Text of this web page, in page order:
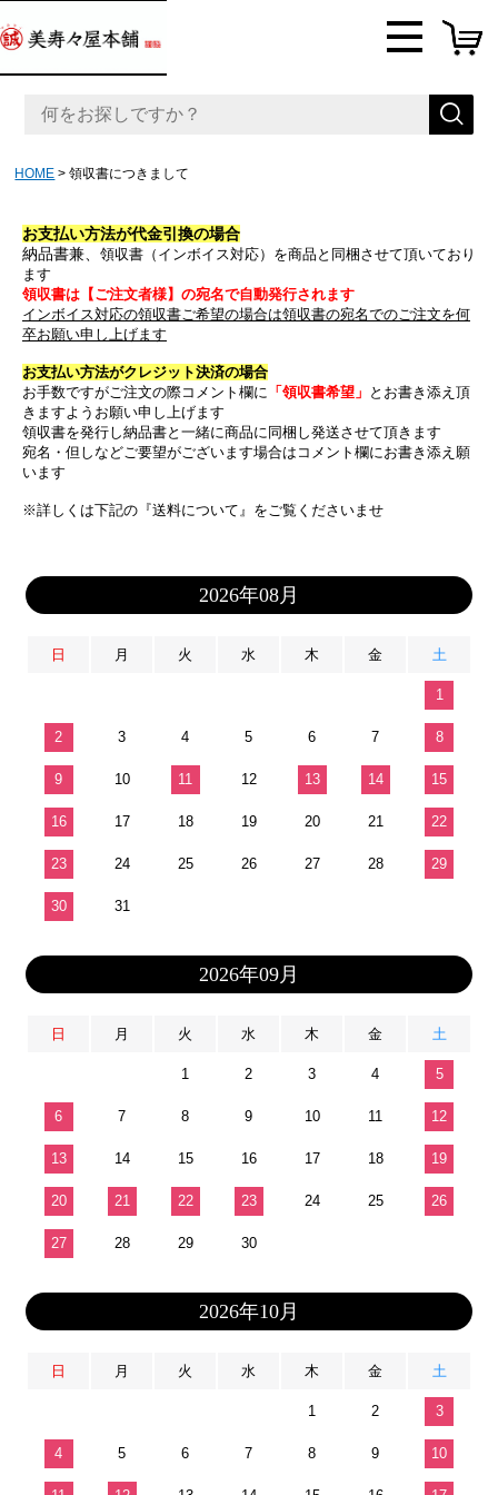
HOME 領収書につきまして
お支払い方法が代金引換の場合
納品書兼、 領収書（インボイス対応）を商品と同梱させて頂いており
ます
領収書は【ご注文者様】の宛名で自動発行されます
インボイス対応の領収書ご希望の場合は領収書の宛名でのご注文を何
卒お願い申し上げます
お支払い方法がクレジット決済の場合
お手数ですがご注文の際コメント欄に 「領収書希望」 とお書き添え頂
きますようお願い申し上げます
領収書を発行し納品書と一緒に商品に同梱し発送させて頂きます
宛名・但しなどご要望がございます場合はコメント欄にお書き添え願
います
※詳しくは下記の『送料について』をご覧くださいませ
2026年08月
日 月 火 水 木 金 土
1
2 3 4 5 6 7 8
9 10 11 12 13 14 15
16 17 18 19 20 21 22
23 24 25 26 27 28 29
30 31
2026年09月
日 月 火 水 木 金 土
1 2 3 4 5
6 7 8 9 10 11 12
13 14 15 16 17 18 19
20 21 22 23 24 25 26
27 28 29 30
2026年10月
日 月 火 水 木 金 土
1 2 3
4 5 6 7 8 9 10